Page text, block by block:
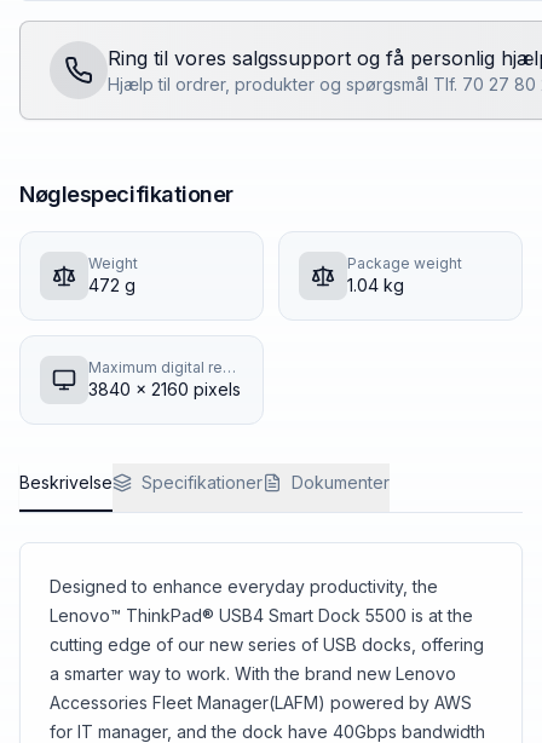
Ring til vores salgssupport og få personlig
Hjælp til ordrer, produkter og spørgsmål Tlf. 70 27 80
Nøglespecifikationer
Weight
472 g
Package weight
1.04 kg
Maximum digital resolution
3840 x 2160 pixels
Beskrivelse Specifikationer Dokumenter
Designed to enhance everyday productivity, the
Lenovo™ ThinkPad® USB4 Smart Dock 5500 is at the
cutting edge of our new series of USB docks, offering
a smarter way to work. With the brand new Lenovo
Accessories Fleet Manager(LAFM) powered by AWS
for IT manager, and the dock have 40Gbps bandwidth